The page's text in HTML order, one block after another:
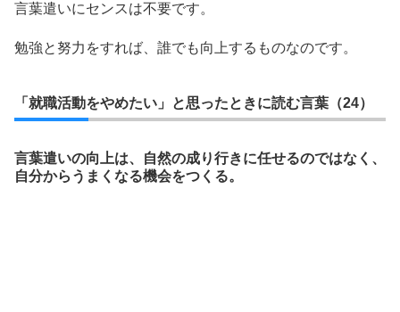
言葉遣いにセンスは不要です。
勉強と努力をすれば、誰でも向上するものなのです。
「就職活動をやめたい」と思ったときに読む言葉（24）
言葉遣いの向上は、自然の成り行きに任せるのではなく、
自分からうまくなる機会をつくる。